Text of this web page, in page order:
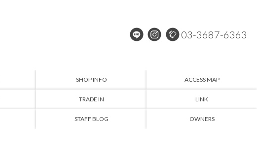
03-3687-6363
SHOP INFO ACCESS MAP
TRADE IN LINK
STAFF BLOG OWNERS